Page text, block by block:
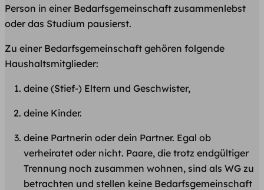
Person in einer Bedarfsgemeinschaft zusammenlebst
oder das Studium pausierst.
Zu einer Bedarfsgemeinschaft gehören folgende
Haushaltsmitglieder:
deine (Stief-) Eltern und Geschwister,
deine Kinder.
deine Partnerin oder dein Partner. Egal ob
verheiratet oder nicht. Paare, die trotz endgültiger
Trennung noch zusammen wohnen, sind als WG zu
betrachten und stellen keine Bedarfsgemeinschaft